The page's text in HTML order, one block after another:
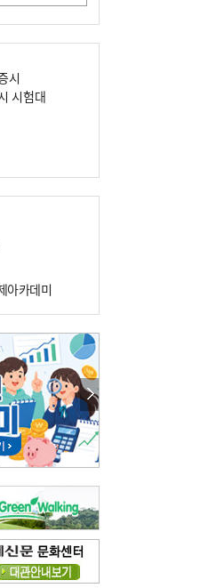
시
시험대
아카데미